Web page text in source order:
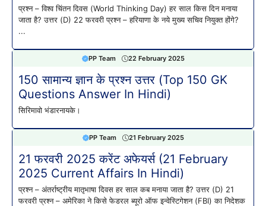
प्रश्न – विश्व चिंतन दिवस (World Thinking Day) हर साल किस दिन मनाया
जाता है? उत्तर (D) 22 फरवरी प्रश्न – हरियाणा के नये मुख्य सचिव नियुक्त होंगे?
...
PP Team 22 February 2025
150 सामान्य ज्ञान के प्रश्न उत्तर (Top 150 GK
Questions Answer In Hindi)
सिरिमावो भंडारनायके।
PP Team 21 February 2025
21 फरवरी 2025 करेंट अफेयर्स (21 February
2025 Current Affairs In Hindi)
प्रश्न – अंतर्राष्ट्रीय मातृभाषा दिवस हर साल कब मनाया जाता है? उत्तर (D) 21
फरवरी प्रश्न – अमेरिका ने किसे फेडरल ब्यूरो ऑफ इन्वेस्टिगेशन (FBI) का निदेशक